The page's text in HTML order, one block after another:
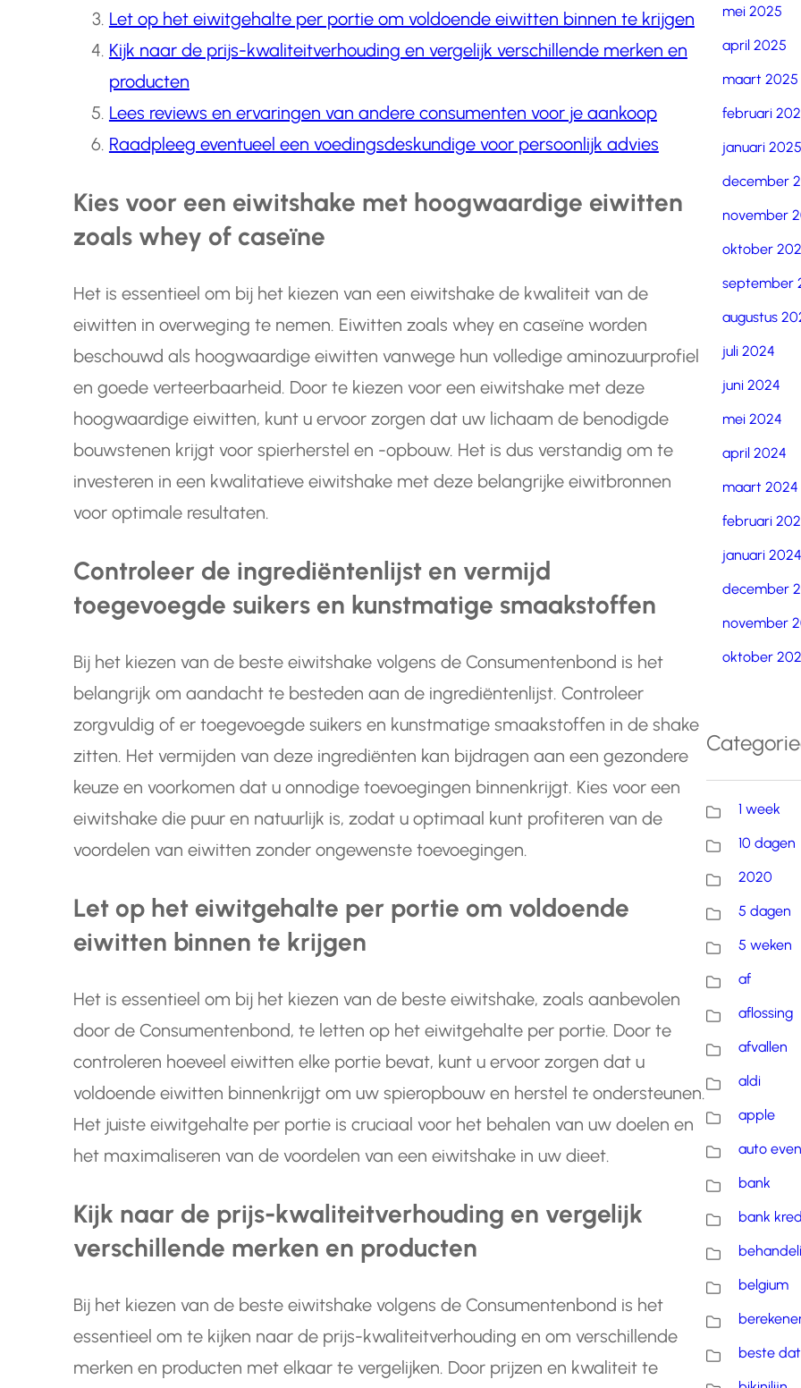
Let op het eiwitgehalte per portie om voldoende eiwitten binnen te krijgen
Kijk naar de prijs-kwaliteitverhouding en vergelijk verschillende merken en
producten
Lees reviews en ervaringen van andere consumenten voor je aankoop
Raadpleeg eventueel een voedingsdeskundige voor persoonlijk advies
Kies voor een eiwitshake met hoogwaardige eiwitten
zoals whey of caseïne
Het is essentieel om bij het kiezen van een eiwitshake de kwaliteit van de
eiwitten in overweging te nemen. Eiwitten zoals whey en caseïne worden
beschouwd als hoogwaardige eiwitten vanwege hun volledige aminozuurprofiel
en goede verteerbaarheid. Door te kiezen voor een eiwitshake met deze
hoogwaardige eiwitten, kunt u ervoor zorgen dat uw lichaam de benodigde
bouwstenen krijgt voor spierherstel en -opbouw. Het is dus verstandig om te
investeren in een kwalitatieve eiwitshake met deze belangrijke eiwitbronnen
voor optimale resultaten.
Controleer de ingrediëntenlijst en vermijd
toegevoegde suikers en kunstmatige smaakstoffen
Bij het kiezen van de beste eiwitshake volgens de Consumentenbond is het
belangrijk om aandacht te besteden aan de ingrediëntenlijst. Controleer
zorgvuldig of er toegevoegde suikers en kunstmatige smaakstoffen in de shake
zitten. Het vermijden van deze ingrediënten kan bijdragen aan een gezondere
keuze en voorkomen dat u onnodige toevoegingen binnenkrijgt. Kies voor een
eiwitshake die puur en natuurlijk is, zodat u optimaal kunt profiteren van de
voordelen van eiwitten zonder ongewenste toevoegingen.
Let op het eiwitgehalte per portie om voldoende
eiwitten binnen te krijgen
Het is essentieel om bij het kiezen van de beste eiwitshake, zoals aanbevolen
door de Consumentenbond, te letten op het eiwitgehalte per portie. Door te
controleren hoeveel eiwitten elke portie bevat, kunt u ervoor zorgen dat u
voldoende eiwitten binnenkrijgt om uw spieropbouw en herstel te ondersteunen.
Het juiste eiwitgehalte per portie is cruciaal voor het behalen van uw doelen en
het maximaliseren van de voordelen van een eiwitshake in uw dieet.
Kijk naar de prijs-kwaliteitverhouding en vergelijk
verschillende merken en producten
Bij het kiezen van de beste eiwitshake volgens de Consumentenbond is het
essentieel om te kijken naar de prijs-kwaliteitverhouding en om verschillende
merken en producten met elkaar te vergelijken. Door prijzen en kwaliteit te
mei 2025
april 2025
maart 2025
februari
januari 2025
december
november
oktober
september
augustus
juli 2024
juni 2024
mei 2024
april 2024
maart 2024
februari
januari 2024
december
november
oktober
1 week
10 dagen
2020
5 dagen
5 weken
af
aflossing
afvallen
aldi
apple
auto
bank
bank
belgium
beste